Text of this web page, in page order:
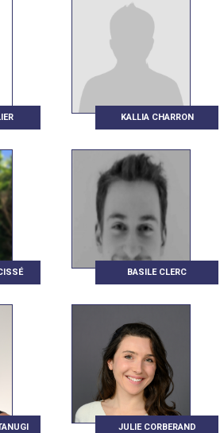
KALLIA CHARRON
BASILE CLERC
JULIE CORBERAND